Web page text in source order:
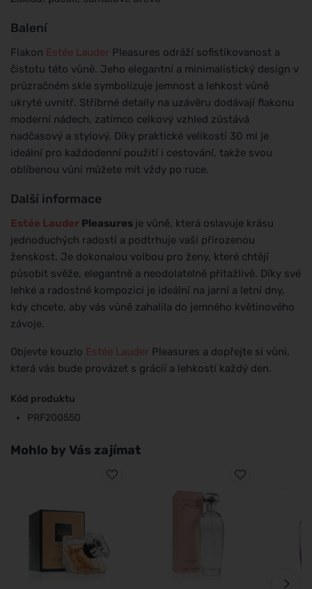
Balení
Flakon Estée Lauder Pleasures odráží sofistikovanost a
čistotu této vůně. Jeho elegantní a minimalistický design v
průzračném skle symbolizuje jemnost a lehkost vůně
ukryté uvnitř. Stříbrné detaily na uzávěru dodávají flakonu
moderní nádech, zatímco celkový vzhled zůstává
nadčasový a stylový. Díky praktické velikosti 30 ml je
ideální pro každodenní použití i cestování, takže svou
oblíbenou vůni můžete mít vždy po ruce.
Další informace
Estée Lauder Pleasures je vůně, která oslavuje krásu
jednoduchých radostí a podtrhuje vaši přirozenou
ženskost. Je dokonalou volbou pro ženy, které chtějí
působit svěže, elegantně a neodolatelně přitažlivě. Díky své
lehké a radostné kompozici je ideální na jarní a letní dny,
kdy chcete, aby vás vůně zahalila do jemného květinového
závoje.
Objevte kouzlo Estée Lauder Pleasures a dopřejte si vůni,
která vás bude provázet s grácií a lehkostí každý den.
Kód produktu
PRF200550
Mohlo by Vás zajímat